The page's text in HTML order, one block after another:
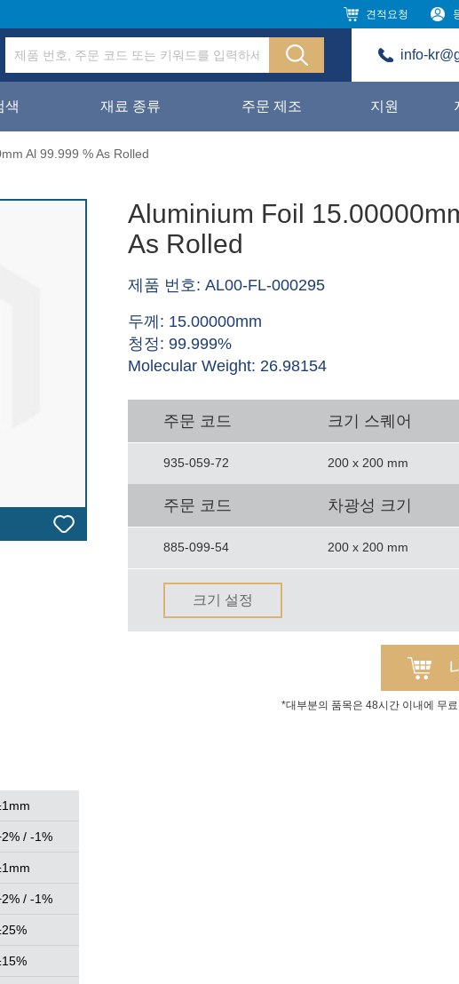
견적요청
info-
색 재료 종류 주문 제조 지원
Al 99.999 % As Rolled
Aluminium Foil
As Rolled
제품 번호: AL00-FL-000295
두께: 15.00000mm
청정: 99.999%
Molecular Weight: 26.98154
주문 코드 크기 스퀘어
935-059-72 200 x 200 mm
주문 코드 차광성 크기
885-099-54 200 x 200 mm
크기 설정
*대부분의 품목은 48시간 이내에 무
/ -1%
/ -1%